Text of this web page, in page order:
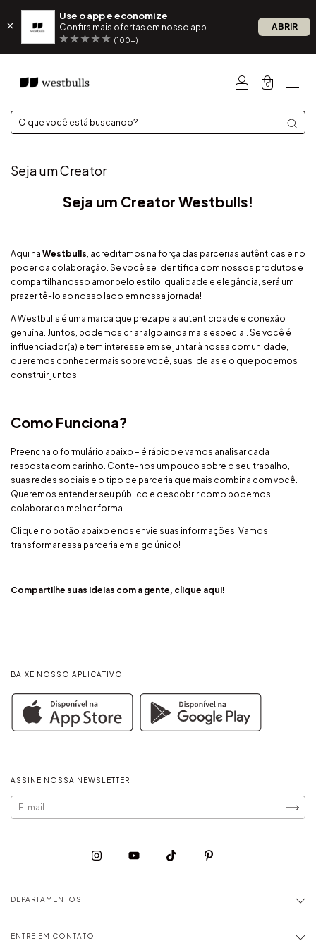
Use o app e economize
Confira mais ofertas em nosso app
(100+)
ABRIR
0
Seja um Creator
Seja um Creator Westbulls!
Aqui na Westbulls, acreditamos na força das parcerias autênticas e no
poder da colaboração. Se você se identifica com nossos produtos e
compartilha nosso amor pelo estilo, qualidade e elegância, será um
prazer tê-lo ao nosso lado em nossa jornada!
A Westbulls é uma marca que preza pela autenticidade e conexão
genuína. Juntos, podemos criar algo ainda mais especial. Se você é
influenciador(a) e tem interesse em se juntar à nossa comunidade,
queremos conhecer mais sobre você, suas ideias e o que podemos
construir juntos.
Como Funciona?
Preencha o formulário abaixo – é rápido e vamos analisar cada
resposta com carinho. Conte-nos um pouco sobre o seu trabalho,
suas redes sociais e o tipo de parceria que mais combina com você.
Queremos entender seu público e descobrir como podemos
colaborar da melhor forma.
Clique no botão abaixo e nos envie suas informações. Vamos
transformar essa parceria em algo único!
Compartilhe suas ideias com a gente, clique aqui!
BAIXE NOSSO APLICATIVO
ASSINE NOSSA NEWSLETTER
DEPARTAMENTOS
ENTRE EM CONTATO